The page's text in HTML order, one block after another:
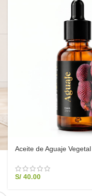
Aceite de Aguaje
S/40.00